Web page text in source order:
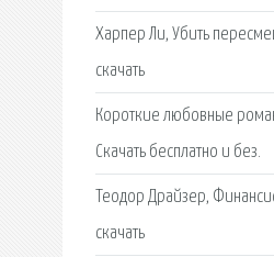
Харпер Ли, Убить
скачать
Короткие любовные
Скачать бесплатно и без.
Теодор Драйзер,
скачать